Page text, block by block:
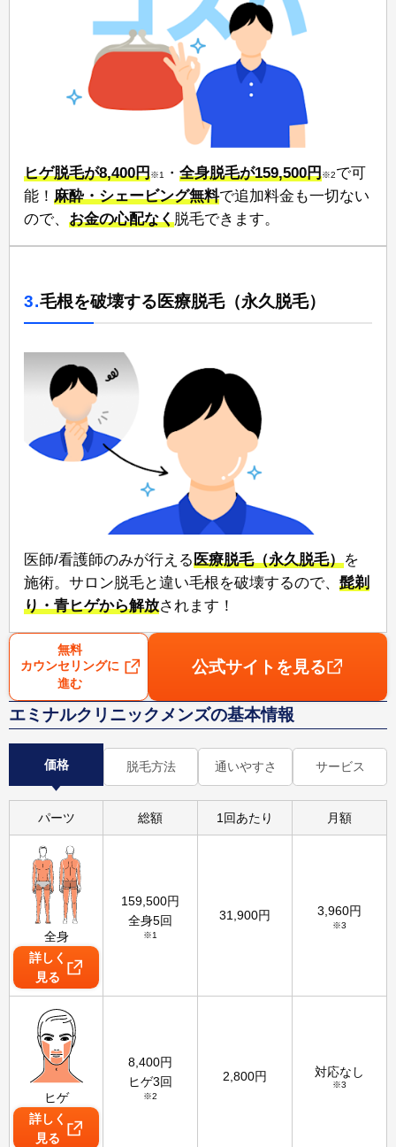
ヒゲ脱毛が8,400円※1 ⁠⁠・ 全身脱毛が159,500円※2⁠⁠で可
能！⁠ 麻酔・シェービング無料で追加料金も一切ない
ので、⁠ お金の心配なく⁠脱毛できます。
3.毛根を破壊する医療脱毛（永久脱毛）
医師/看護師のみが行える⁠医療脱毛（永久脱毛）⁠を
施術。サロン脱毛と違い毛根を破壊するので、⁠ 髭剃
り・青ヒゲから解放⁠されます！
無料
カウンセリングに
進む
公式サイトを見る
エミナルクリニックメンズの基本情報
価格 脱毛方法 通いやすさ サービス
パーツ 総額 1回あたり 月額
全身
詳しく
見る
159,500円
全身5回
※1
31,900円 3,960円
※3
ヒゲ
詳しく
見る
8,400円
ヒゲ3回
※2
2,800円 対応なし
※3